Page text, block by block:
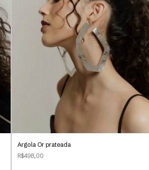
Argola Or prateada
R$498,00